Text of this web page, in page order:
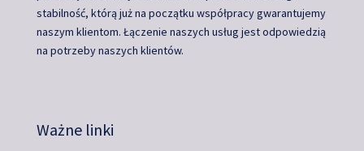
stabilność, którą już na początku współpracy gwarantujemy
naszym klientom. Łączenie naszych usług jest odpowiedzią
na potrzeby naszych klientów.
Ważne linki